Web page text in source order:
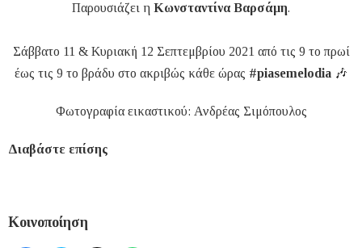
Παρουσιάζει η Κωνσταντίνα Βαρσάμη.
Σάββατο 11 & Κυριακή 12 Σεπτεμβρίου 2021 από τις 9 το πρωί
έως τις 9 το βράδυ στο ακριβώς κάθε ώρας #piasemelodia 🎶
Φωτογραφία εικαστικού: Ανδρέας Σιμόπουλος
Διαβάστε επίσης
Κοινοποίηση